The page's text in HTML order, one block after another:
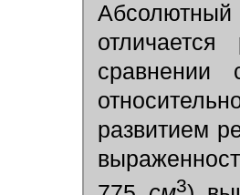
развитием
3